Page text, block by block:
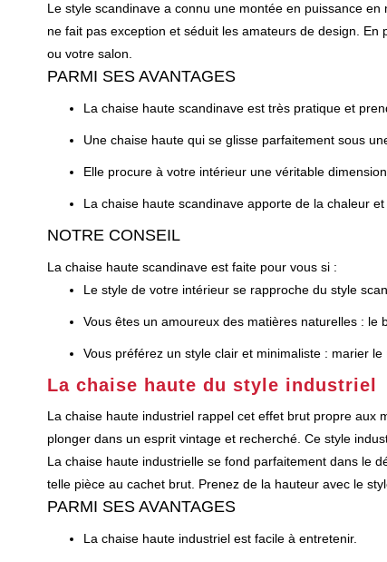
Le style scandinave a connu une montée en puissance
ne fait pas exception et séduit les amateurs de design.
ou votre salon.
PARMI SES AVANTAGES
La chaise haute scandinave est très pratique et
Une chaise haute qui se glisse parfaitement sous
Elle procure à votre intérieur une véritable
La chaise haute scandinave apporte de la chaleur
NOTRE CONSEIL
La chaise haute scandinave est faite pour vous si :
Le style de votre intérieur se rapproche du style
Vous êtes un amoureux des matières naturelles : le
Vous préférez un style clair et minimaliste : marier
La chaise haute du style industriel
La chaise haute industriel rappel cet effet brut propre aux
plonger dans un esprit vintage et recherché. Ce style
La chaise haute industrielle se fond parfaitement dans le
telle pièce au cachet brut. Prenez de la hauteur avec le
PARMI SES AVANTAGES
La chaise haute industriel est facile à entretenir.